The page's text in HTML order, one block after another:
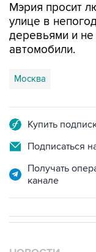
Мэрия просит
улице в
деревьями и не
автомобили.
Москва
Купить
Подписаться
Получать
канале